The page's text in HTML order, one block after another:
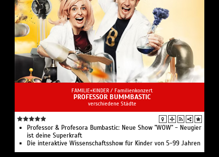
FAMILIE+KINDER / Familienkonzert
PROFESSOR BUMMBASTIC
verschiedene Städte
Professor & Profesora Bumbastic: Neue Show "WOW" - Neugier
ist deine Superkraft
Die interaktive Wissenschaftsshow für Kinder von 5-99 Jahren